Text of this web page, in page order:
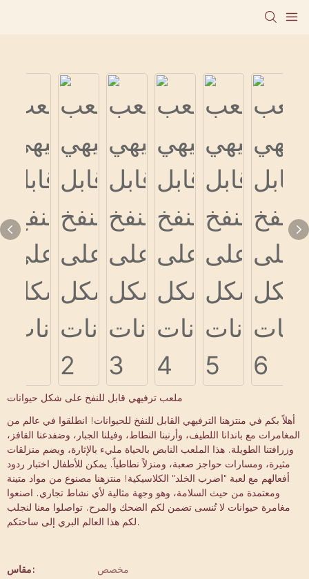
ملعب ترفيهي قابل للنفخ على شكل حيوانات
أهلاً بكم في منتزهنا الترفيهي القابل للنفخ للحيوانات! انطلقوا في عالم من
المغامرات مع باندانا اللطيف، وأرنبنا النطاط، وفيلنا الجبار، وضفدعنا القافز،
وزرافتنا الطويلة. هذا الملعب النابض بالحياة مليء بالإثارة، ويضم منزلقات
مثيرة، ومسارات حواجز صعبة، ومنزلاً نطاطياً. يمكن للأطفال اختبار ردود
أفعالهم مع لعبة "اضرب الخلد" الكلاسيكية! منتزهنا مصنوع من مواد متينة
ومعتمدة من حيث السلامة، وهو وجهة مثالية لأي نشاط تجاري. اصنعوا
مغامرة حيوانات لا تُنسى تضمن لكم الضحك والمرح. تواصلوا معنا لنجلب
لكم هذا العالم البري إلى ساحتكم.
مقاس:
مخصص